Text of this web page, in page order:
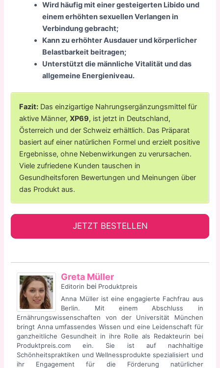
Wird häufig mit einer gesteigerten Libido und
einem erhöhten sexuellen Verlangen in
Verbindung gebracht;
Kann zu erhöhter Ausdauer und körperlicher
Belastbarkeit beitragen;
Unterstützt die männliche Vitalität und das
allgemeine Energieniveau.
Fazit: Das einzigartige Nahrungsergänzungsmittel für
aktive Männer,XP69, ist jetzt in Deutschland,
Österreich und der Schweiz erhältlich. Das Präparat
basiert auf einer natürlichen Formel und erzielt positive
Ergebnisse, ohne Nebenwirkungen zu verursachen.
Viele zufriedene Kunden tauschen in
Gesundheitsforen Bewertungen und Meinungen über
das Produkt aus.
JETZT BESTELLEN
Greta Müller
Editorin bei Produktpreis
Anna Müller ist eine engagierte Fachfrau aus
Berlin. Mit einem Abschluss in
Ernährungswissenschaften von der Universität München
bringt Anna umfassendes Wissen und eine Leidenschaft für
ganzheitliche Gesundheit in ihre Rolle als Redakteurin bei
Produktpreis.com ein. Sie ist auf nachhaltige
Schönheitspraktiken und Wellnessprodukte spezialisiert und
ihr Engagement für die Förderung natürlicher